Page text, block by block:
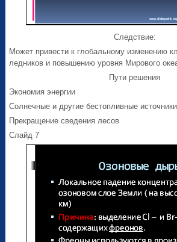
Следствие:
Может привести к глобальному изменению
ледников и повышению уровня Мирового
Пути решения
Экономия энергии
Солнечные и другие бестопливные
Прекращение сведения лесов
Слайд 7